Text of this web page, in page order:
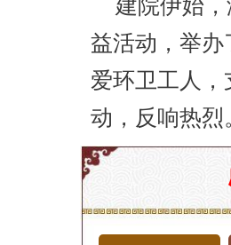
建院伊始，
益活动，举
爱环卫工人
动，反响热烈
济南皮肤瘙痒
皮肤瘙痒是